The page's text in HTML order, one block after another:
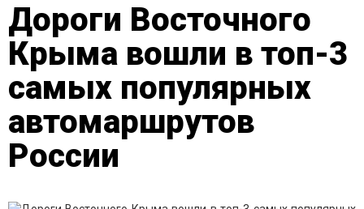
Дороги Восточного
Крыма вошли в топ-3
самых популярных
автомаршрутов
России